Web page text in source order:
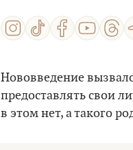
Нововведение
предоставлять свои
в этом нет, а такого